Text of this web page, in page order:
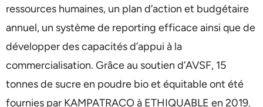
ressources humaines, un plan d’action et budgétaire
annuel, un système de reporting efficace ainsi que de
développer des capacités d’appui à la
commercialisation. Grâce au soutien d’AVSF, 15
tonnes de sucre en poudre bio et équitable ont été
fournies par KAMPATRACO à ETHIQUABLE en 2019.